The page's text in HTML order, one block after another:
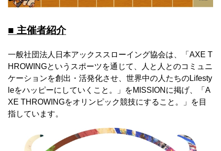
■ 主催者紹介
一般社団法人日本アックススローイング協会は、「AXE T
HROWINGというスポーツを通じて、人と人とのコミュニ
ケーションを創出・活発化させ、世界中の人たちのLifesty
leをハッピーにしていくこと。」をMISSIONに掲げ、「A
XE THROWINGをオリンピック競技にすること。」を目
指しています。